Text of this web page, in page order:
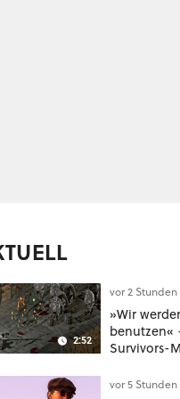
2:52
vor 2 Stunden
»Wir
benutzen«
Survivors-
nützliches
vor 5 Stunden